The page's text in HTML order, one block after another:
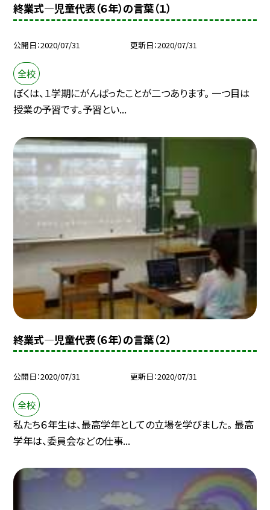
終業式—児童代表（６年）の言葉（１）
公開日 2020/07/31 更新日 2020/07/31
全校
ぼくは、１学期にがんばったことが二つあります。 一つ目は
授業の予習です。予習とい...
終業式—児童代表（６年）の言葉（２）
公開日 2020/07/31 更新日 2020/07/31
全校
私たち６年生は、最高学年としての立場を学びました。 最高
学年は、委員会などの仕事...